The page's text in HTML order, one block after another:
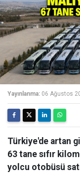
Yayınlanma: 06 Ağustos
Türkiye'de artan
63 tane sıfır
yolcu otobüsü